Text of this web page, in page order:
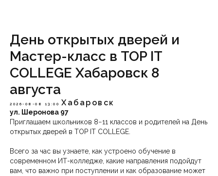
День открытых дверей и
Мастер-класс в TOP IT
COLLEGE Хабаровск 8
августа
2026-08-08 13:00 Хабаровск
ул. Шеронова 97
Приглашаем школьников 8−11 классов и родителей на День
открытых дверей в TOP IT COLLEGE.
Всего за час вы узнаете, как устроено обучение в
современном ИТ-колледже, какие направления подойдут
вам, что важно при поступлении и как образование может